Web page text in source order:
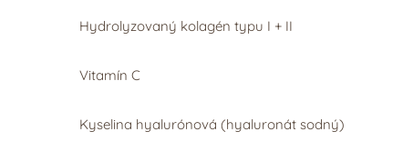
Hydrolyzovaný kolagén typu I + II
Vitamín C
Kyselina hyalurónová (hyaluronát sodný)